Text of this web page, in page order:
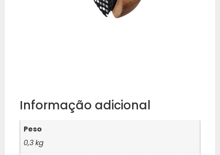
Informação adicional
Peso
0,3 kg